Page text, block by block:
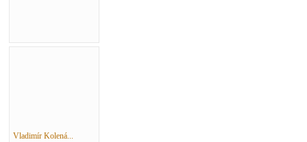
Vladimír Kolená...